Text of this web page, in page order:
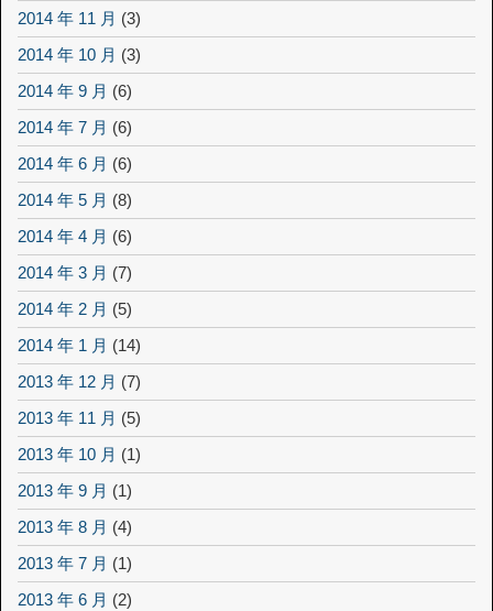
2014 年 11 月 (3)
2014 年 10 月 (3)
2014 年 9 月 (6)
2014 年 7 月 (6)
2014 年 6 月 (6)
2014 年 5 月 (8)
2014 年 4 月 (6)
2014 年 3 月 (7)
2014 年 2 月 (5)
2014 年 1 月 (14)
2013 年 12 月 (7)
2013 年 11 月 (5)
2013 年 10 月 (1)
2013 年 9 月 (1)
2013 年 8 月 (4)
2013 年 7 月 (1)
2013 年 6 月 (2)